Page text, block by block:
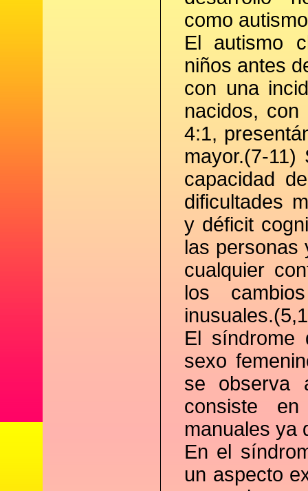
como
El autismo
niños antes
con una
nacidos,
4:1,
mayor.(7-
capacidad
dificultades
y déficit
las personas
cualquier
los
El síndrome
sexo
se observa
consiste
manuales ya
En el
un aspecto